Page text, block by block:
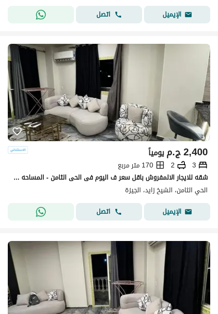
الإيميل
اتصل
ج.م2,400 يومياً
3
2
170 متر مربع
شقه للايجار الالمفروش باقل سعر ف اليوم فى الحى الثامن - المساحه 170م - الشيخ زايد Al Sheikh Zayed
الحي الثامن، الشيخ زايد، الجيزة
الإيميل
اتصل